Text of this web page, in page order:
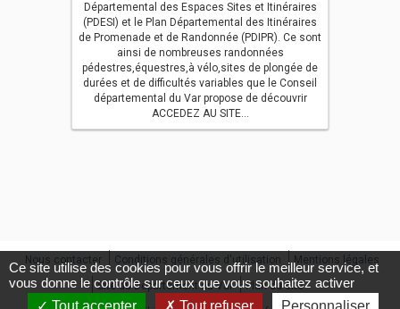
Départemental des Espaces Sites et Itinéraires
(PDESI) et le Plan Départemental des Itinéraires
de Promenade et de Randonnée (PDIPR). Ce sont
ainsi de nombreuses randonnées
pédestres,équestres,à vélo,sites de plongée de
durées et de difficultés variables que le Conseil
départemental du Var propose de découvrir
ACCEDEZ AU SITE...
Nous contacter Conditions générales d'utilisation Mentions légales
Site du Département du Var Plan du site
Ce site utilise des cookies pour vous offrir le meilleur service, et
vous donne le contrôle sur ceux que vous souhaitez activer
Tout accepter
Tout refuser Personnaliser